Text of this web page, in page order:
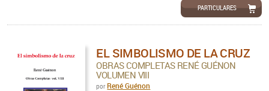
PARTICULARES
EL SIMBOLISMO DE LA CRUZ
OBRAS COMPLETAS RENÉ GUÉNON
VOLUMEN VIII
por René Guénon